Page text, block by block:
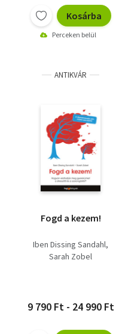
Kosárba
Perceken belül
ANTIKVÁR
Fogd a kezem!
Iben Dissing Sandahl
Sarah Zobel
9 790 Ft - 24 990 Ft